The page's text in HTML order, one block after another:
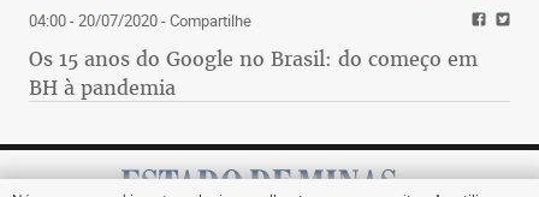
04:00 - 20/07/2020- Compartilhe
Os 15 anos do Google no Brasil: do começo em
BH à pandemia